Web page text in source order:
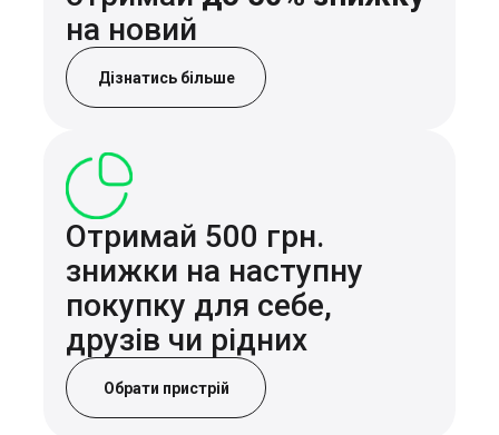
на новий
Дізнатись більше
Отримай 500 грн.
знижки на наступну
покупку для себе,
друзів чи рідних
Обрати пристрій